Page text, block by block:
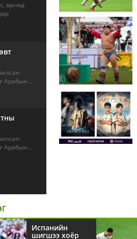
өрнөд
Арабын...
Арабын...
Испанийн
шигшээ хоёр